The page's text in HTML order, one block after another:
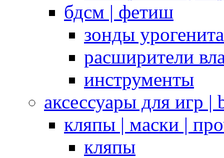
бдсм | фетиш
зонды
расширители
инструменты
аксессуары для игр |
кляпы | маски |
кляпы